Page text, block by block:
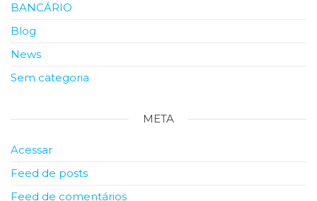
BANCÁRIO
Blog
News
Sem categoria
META
Acessar
Feed de posts
Feed de comentários